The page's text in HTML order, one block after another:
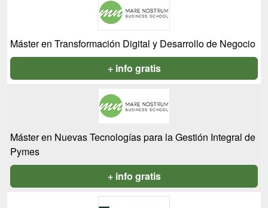
Máster en Transformación Digital y Desarrollo de Negocio
+ info gratis
Máster en Nuevas Tecnologías para la Gestión Integral de
Pymes
+ info gratis